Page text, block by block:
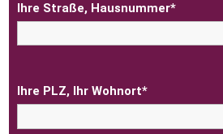
Ihre Straße, Hausnummer*
Ihre PLZ, Ihr Wohnort*